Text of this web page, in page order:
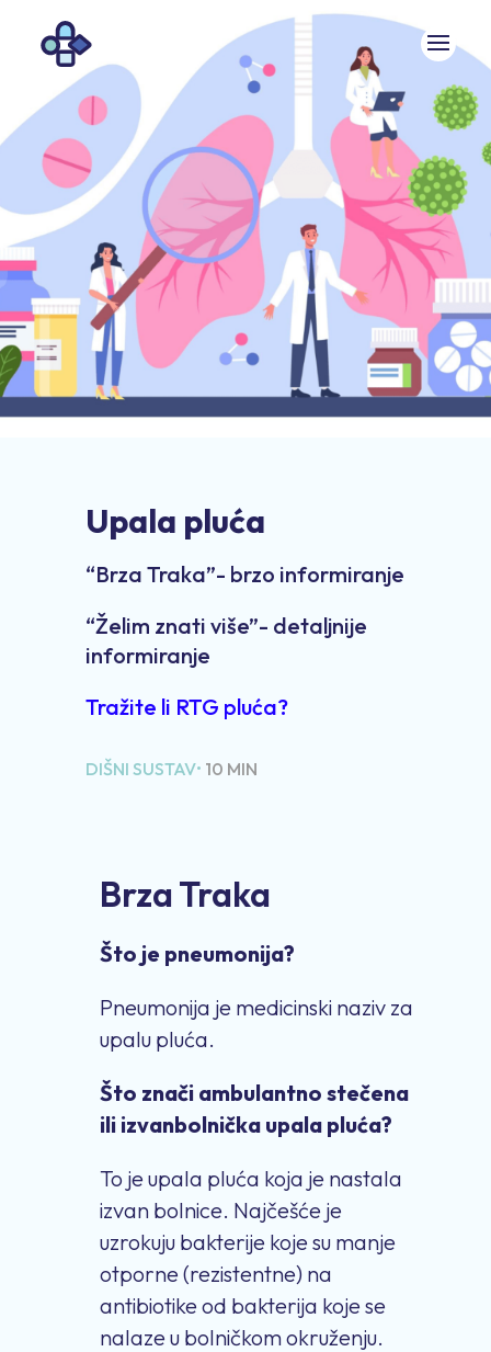
Upala pluća
“Brza Traka”- brzo informiranje
“Želim znati više”- detaljnije
informiranje
Tražite li RTG pluća?
DIŠNI SUSTAV• 10 MIN
Brza Traka
Što je pneumonija?
Pneumonija je medicinski naziv za
upalu pluća.
Što znači ambulantno stečena
ili izvanbolnička upala pluća?
To je upala pluća koja je nastala
izvan bolnice. Najčešće je
uzrokuju bakterije koje su manje
otporne (rezistentne) na
antibiotike od bakterija koje se
nalaze u bolničkom okruženju.